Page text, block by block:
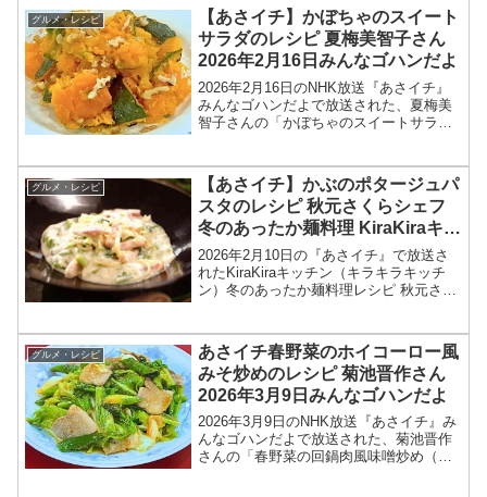
ーナーシェフの鈴木弥平さんが登場！ミ
ラノ・コルティ...
グルメ・レシピ
【あさイチ】かぼちゃのスイート
サラダのレシピ 夏梅美智子さん
2026年2月16日みんなゴハンだよ
2026年2月16日のNHK放送『あさイチ』
みんなゴハンだよで放送された、夏梅美
智子さんの「かぼちゃのスイートサラ
夏梅美智子さんが登場！レンチンしたカ
ボチャに、塩・く...
グルメ・レシピ
【あさイチ】かぶのポタージュパ
スタのレシピ 秋元さくらシェフ
冬のあったか麺料理 KiraKiraキッ
チン2026年2月10日
2026年2月10日の『あさイチ』で放送さ
れたKiraKiraキッチン（キラキラキッチ
ン）冬のあったか麺料理レシピ 秋元さく
さイチ」では、KiraKiraキッチンで、...
グルメ・レシピ
あさイチ春野菜のホイコーロー風
みそ炒めのレシピ 菊池晋作さん
2026年3月9日みんなゴハンだよ
2026年3月9日のNHK放送『あさイチ』み
んなゴハンだよで放送された、菊池晋作
さんの「春野菜の回鍋肉風味噌炒め（春